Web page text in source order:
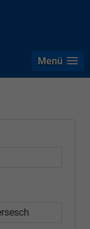
Menü